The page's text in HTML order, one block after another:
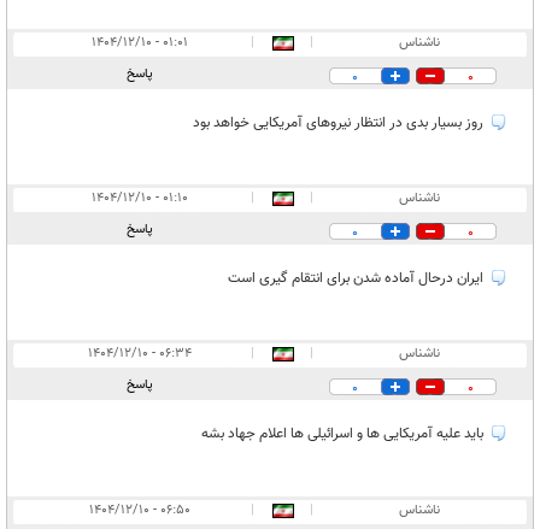
ناشناس |
|
۰۱:۰۱ - ۱۴۰۴/۱۲/۱۰
0
0 پاسخ
روز بسیار بدی در انتظار نیروهای آمریکایی خواهد بود
ناشناس |
|
۰۱:۱۰ - ۱۴۰۴/۱۲/۱۰
0
0 پاسخ
ایران درحال آماده شدن برای انتقام گیری است
ناشناس |
|
۰۶:۳۴ - ۱۴۰۴/۱۲/۱۰
0
0 پاسخ
باید علیه آمریکایی ها و اسرائیلی ها اعلام جهاد بشه
ناشناس |
|
۰۶:۵۰ - ۱۴۰۴/۱۲/۱۰